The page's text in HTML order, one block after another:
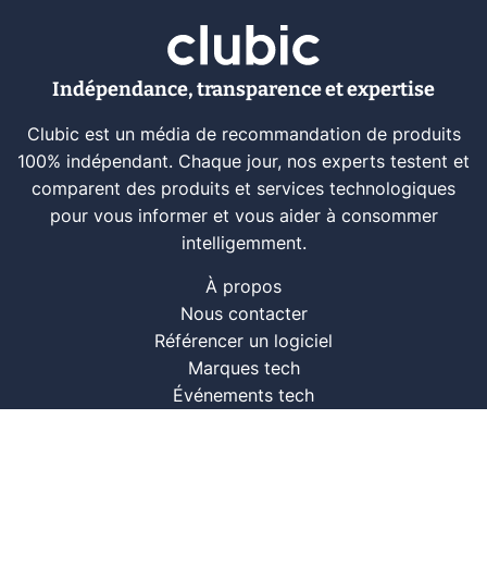
Indépendance, transparence et expertise
Clubic est un média de recommandation de produits
100% indépendant. Chaque jour, nos experts testent et
comparent des produits et services technologiques
pour vous informer et vous aider à consommer
intelligemment.
À propos
Nous contacter
Référencer un logiciel
Marques tech
Événements tech